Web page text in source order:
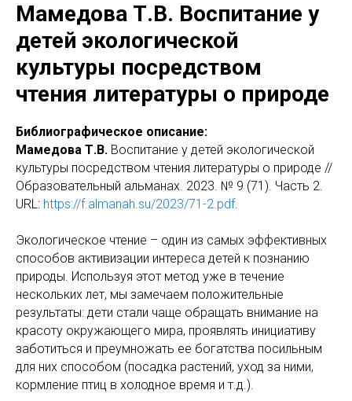
Мамедова Т.В. Воспитание у
детей экологической
культуры посредством
чтения литературы о природе
Библиографическое описание:
Мамедова Т.В. Воспитание у детей экологической
культуры посредством чтения литературы о природе //
Образовательный альманах. 2023. № 9 (71). Часть 2.
URL: https://f.almanah.su/2023/71-2.pdf.
Экологическое чтение – один из самых эффективных
способов активизации интереса детей к познанию
природы. Используя этот метод уже в течение
нескольких лет, мы замечаем положительные
результаты: дети стали чаще обращать внимание на
красоту окружающего мира, проявлять инициативу
заботиться и преумножать ее богатства посильным
для них способом (посадка растений, уход за ними,
кормление птиц в холодное время и т.д.).